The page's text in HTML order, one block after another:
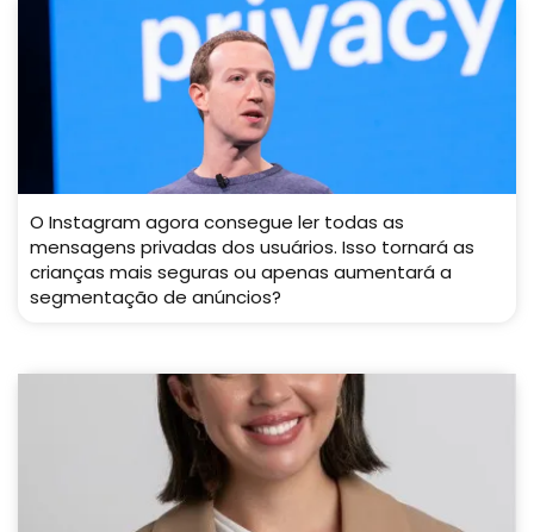
O Instagram agora consegue ler todas as
mensagens privadas dos usuários. Isso tornará as
crianças mais seguras ou apenas aumentará a
segmentação de anúncios?